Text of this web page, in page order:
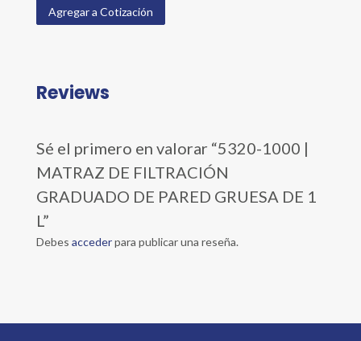
Agregar a Cotización
Reviews
Sé el primero en valorar “5320-1000 |
MATRAZ DE FILTRACIÓN
GRADUADO DE PARED GRUESA DE 1
L”
Debes accederpara publicar una reseña.